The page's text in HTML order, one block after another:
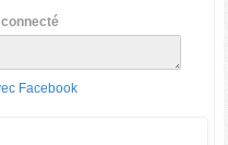
Facebook